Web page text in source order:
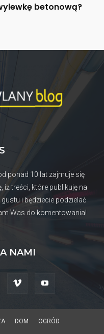
betonową?
ponad 10 lat zajmuje się
treści, które publikuję na
i będziecie podzielać
Was do komentowania!
NAMI
DOM OGRÓD